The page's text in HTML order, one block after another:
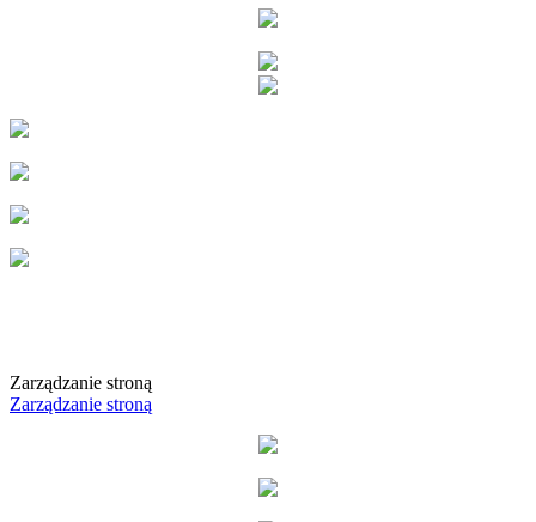
Zarządzanie stroną
Zarządzanie stroną